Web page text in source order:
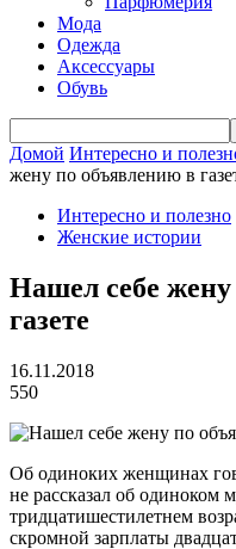
Мода
Одежда
Аксессуары
Обувь
Домой Интересно и
жену по объявлению в
Интересно и полезно
Женские истории
Нашел себе
газете
16.11.2018
550
Об одиноких женщинах
не рассказал об
тридцатишестилетнем
скромной зарплаты